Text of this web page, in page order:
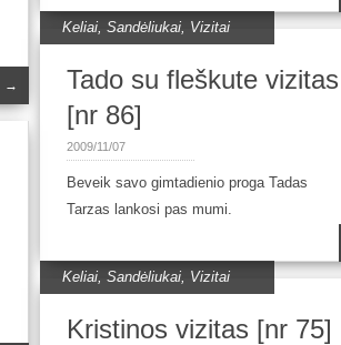
→
Keliai,Sandėliukai, Vizitai
Tado su fleškute vizitas
[nr 86]
2009/11/07
Beveik savo gimtadienio proga Tadas
Tarzas lankosi pas mumi.
Keliai,Sandėliukai, Vizitai
Kristinos vizitas [nr 75]